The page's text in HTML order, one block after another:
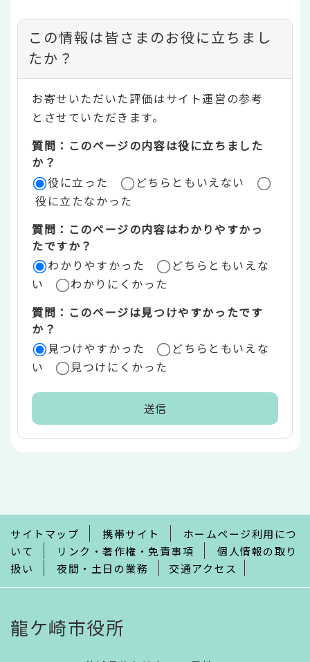
コ
ン
テ
ン
ツ
評
価
リ
ア
この情報は皆さまのお役に立ちまし
たか？
お寄せいただいた評価はサイト運営の参考
とさせていただきます。
質問：このページの内容は役に立ちました
か？
役に立った
どちらともいえない
役に立たなかった
質問：このページの内容はわかりやすかっ
たですか？
わかりやすかった
どちらともいえな
い
わかりにくかった
質問：このページは見つけやすかったです
か？
見つけやすかった
どちらともいえな
い
見つけにくかった
で
サイトマップ 携帯サイト
ホームページ利用につ
いて
リンク・著作権・免責事項
個人情報の取り
扱い
夜間・土日の業務 交通アクセス
龍ケ崎市役所